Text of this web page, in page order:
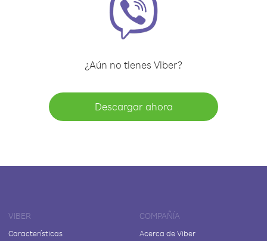
¿Aún no tienes Viber?
Descargar ahora
VIBER
Características
COMPAÑÍA
Acerca de Viber